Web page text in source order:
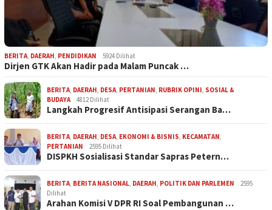
BERITA, DAERAH, PENDIDIKAN 5924 Dilihat
Dirjen GTK Akan Hadir pada Malam Puncak …
BERITA, DAERAH, DESA, PERTANIAN, RUBRIK OPINI, SOSIAL &
BUDAYA
4812 Dilihat
Langkah Progresif Antisipasi Serangan Ba…
BERITA, DAERAH, DESA, EKONOMI & BISNIS, KECAMATAN,
PERTANIAN
2595 Dilihat
DISPKH Sosialisasi Standar Sapras Petern…
BERITA, BERITA NASIONAL, DAERAH, POLITIK DAN PARLEMEN
2595
Dilihat
Arahan Komisi V DPR RI Soal Pembangunan …